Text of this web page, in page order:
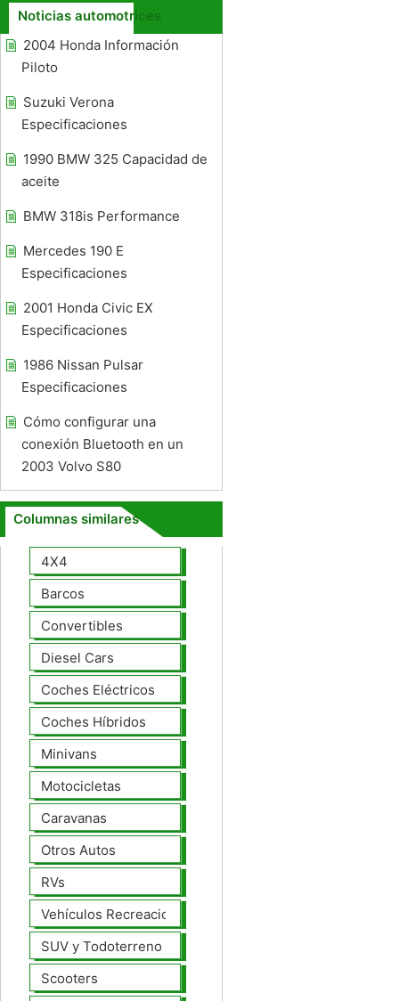
Noticias automotrices
2004 Honda Información
Piloto
Suzuki Verona
Especificaciones
1990 BMW 325 Capacidad de
aceite
BMW 318is Performance
Mercedes 190 E
Especificaciones
2001 Honda Civic EX
Especificaciones
1986 Nissan Pulsar
Especificaciones
Cómo configurar una
conexión Bluetooth en un
2003 Volvo S80
Columnas similares
4X4
Barcos
Convertibles
Diesel Cars
Coches Eléctricos
Coches Híbridos
Minivans
Motocicletas
Caravanas
Otros Autos
RVs
Vehículos Recreacionales
SUV y Todoterreno
Scooters